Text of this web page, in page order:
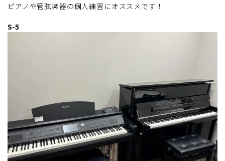
ピアノや管弦楽器の個人練習にオススメです！
S-5